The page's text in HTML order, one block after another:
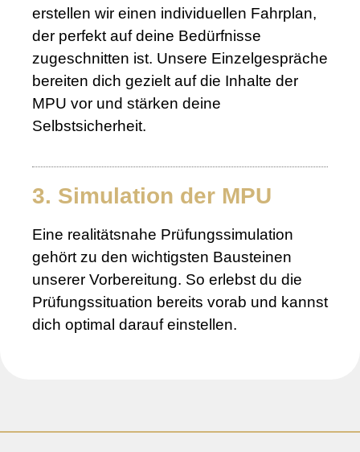
erstellen wir einen individuellen Fahrplan,
der perfekt auf deine Bedürfnisse
zugeschnitten ist. Unsere Einzelgespräche
bereiten dich gezielt auf die Inhalte der
MPU vor und stärken deine
Selbstsicherheit.
3. Simulation der MPU
Eine realitätsnahe Prüfungssimulation
gehört zu den wichtigsten Bausteinen
unserer Vorbereitung. So erlebst du die
Prüfungssituation bereits vorab und kannst
dich optimal darauf einstellen.